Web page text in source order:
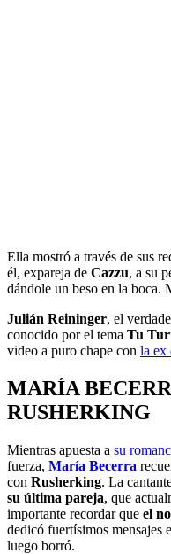
Ella mostró a través de sus
él, expareja de Cazzu, a su
dándole un beso en la boca.
Julián Reininger, el
conocido por el tema Tu
video a puro chape con la ex
MARÍA
RUSHERKING
Mientras apuesta a su
fuerza, María Becerra
con Rusherking. La
su última pareja, que
importante recordar que el
dedicó fuertísimos mensajes
luego borró.